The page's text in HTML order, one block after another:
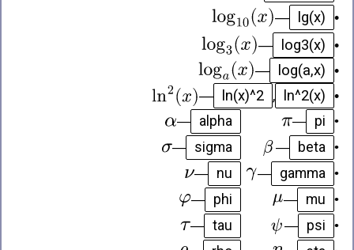
•
lg(x)
—
•
log3(x)
—
•
log(a,x)
—
•
ln^2(x)
,
ln(x)^2
—
•
pi
—
alpha
—
•
beta
—
sigma
—
•
gamma
—
nu
—
•
mu
—
phi
—
•
psi
—
tau
—